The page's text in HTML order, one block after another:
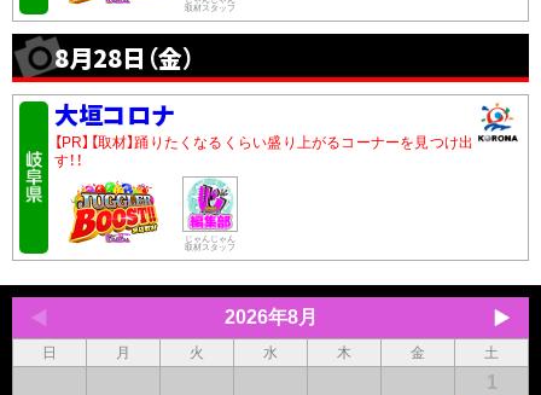
取材スタッフ
8月28日（金）
大垣コロナ
【PR】【取材】踊りたくなるくらい盛り上がるコーナーを見つけ出
す！！
じゃんじゃん
取材スタッフ
2026年8月
日 月 火 水 木 金 土
1